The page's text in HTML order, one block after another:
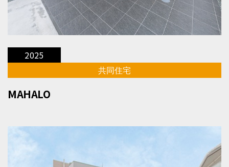
2025
共同住宅
MAHALO